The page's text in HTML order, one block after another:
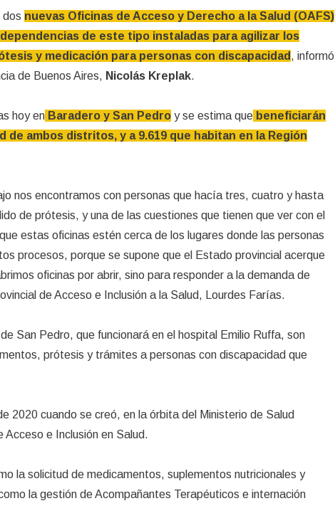
dos nuevas Oficinas de Acceso y Derecho a la Salud (OAFS)
de este tipo instaladas para agilizar los
y medicación para personas con discapacidad , informó
de Buenos Aires, Nicolás Kreplak.
hoy enBaradero y San Pedroy se estima quebeneficiarán
de ambos distritos, y a 9.619 que habitan en la Región
nos encontramos con personas que hacía tres, cuatro y hasta
de prótesis, y una de las cuestiones que tienen que ver con el
estas oficinas estén cerca de los lugares donde las personas
procesos, porque se supone que el Estado provincial acerque
oficinas por abrir, sino para responder a la demanda de
de Acceso e Inclusión a la Salud, Lourdes Farías.
San Pedro, que funcionará en el hospital Emilio Ruffa, son
prótesis y trámites a personas con discapacidad que
2020 cuando se creó, en la órbita del Ministerio de Salud
Acceso e Inclusión en Salud.
la solicitud de medicamentos, suplementos nutricionales y
la gestión de Acompañantes Terapéuticos e internación